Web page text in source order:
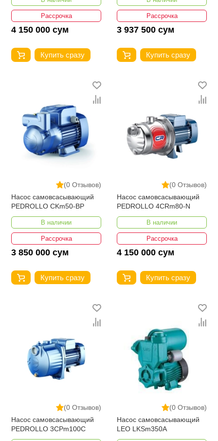
Рассрочка
4 150 000 сум
Купить сразу
Рассрочка
3 937 500 сум
Купить сразу
(0 Отзывов)
Насос самовсасывающий
PEDROLLO CKm50-BP
В наличии
Рассрочка
3 850 000 сум
Купить сразу
(0 Отзывов)
Насос самовсасывающий
PEDROLLO 4CRm80-N
В наличии
Рассрочка
4 150 000 сум
Купить сразу
(0 Отзывов)
Насос самовсасывающий
PEDROLLO 3CPm100С
(0 Отзывов)
Насос самовсасывающий
LEO LKSm350A